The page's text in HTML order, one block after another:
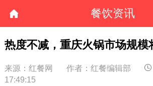
餐饮资讯
热度不减，重庆火锅市场规模
来源：红餐网 作者：红餐编辑部
17:49:15